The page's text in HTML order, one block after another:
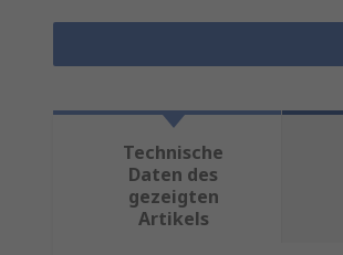
Technische
Daten des
gezeigten
Artikels